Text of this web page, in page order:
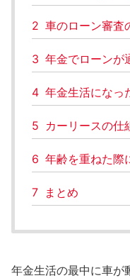
2 車のローン審査
3 年金でローンが
4 年金生活になっ
5 カーリースの仕
6 年齢を重ねた際
7 まとめ
年金生活の最中に車が